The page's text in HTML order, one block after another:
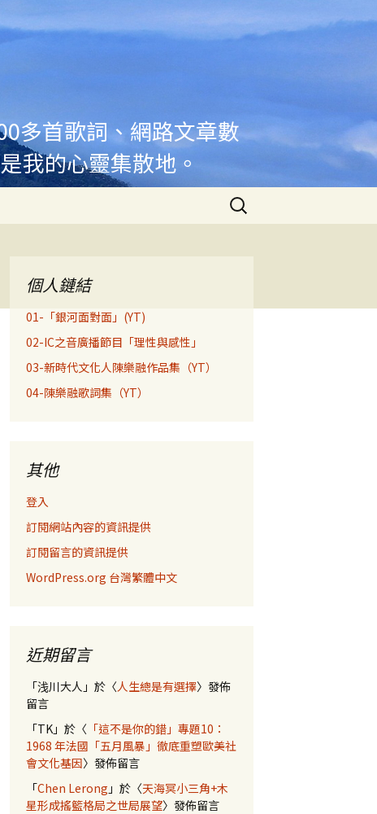
多首歌詞、網路文章數
我的心靈集散地。
搜
尋
個人鏈結
01-「銀河面對面」(YT)
02-IC之音廣播節目「理性與感性」
03-新時代文化人陳樂融作品集（YT）
04-陳樂融歌詞集（YT）
其他
登入
訂閱網站內容的資訊提供
訂閱留言的資訊提供
WordPress.org 台灣繁體中文
近期留言
「浅川大人 」於〈人生總是有選擇〉發佈
留言
「TK」於〈 「這不是你的錯」專題10：
1968 年法國「五月風暴」徹底重塑歐美社
會文化基因〉發佈留言
「Chen Lerong 」於〈天海冥小三角+木
星形成搖籃格局之世局展望〉發佈留言